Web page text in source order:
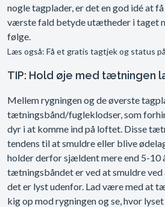
nogle tagplader, er det en god idé at
værste fald betyde utætheder i taget
følge.
Læs også: Få et gratis tagtjek og status
TIP: Hold øje med tætningen
Mellem rygningen og de øverste
tætningsbånd/fugleklodser, som
dyr i at komme ind på loftet. Disse
tendens til at smuldre eller blive
holder derfor sjældent mere end 5-10
tætningsbåndet er ved at smuldre ved
det er lyst udenfor. Lad være med at
kig op mod rygningen og se, hvor